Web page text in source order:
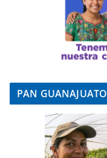
PAN GUANAJUATO